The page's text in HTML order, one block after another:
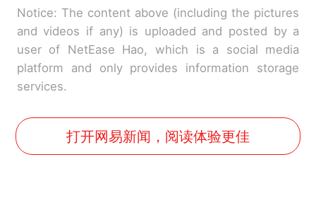
Notice: The content above (including the pictures
and videos if any) is uploaded and posted by a
user of NetEase Hao, which is a social media
platform and only provides information storage
services.
打开网易新闻，阅读体验更佳